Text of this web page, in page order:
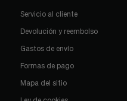
Servicio al cliente
Devolución y reembolso
Gastos de envío
Formas de pago
Mapa del sitio